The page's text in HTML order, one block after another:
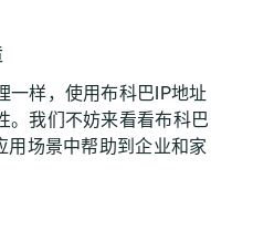
一样，使用布科巴IP地址
。我们不妨来看看布科巴
用场景中帮助到企业和家